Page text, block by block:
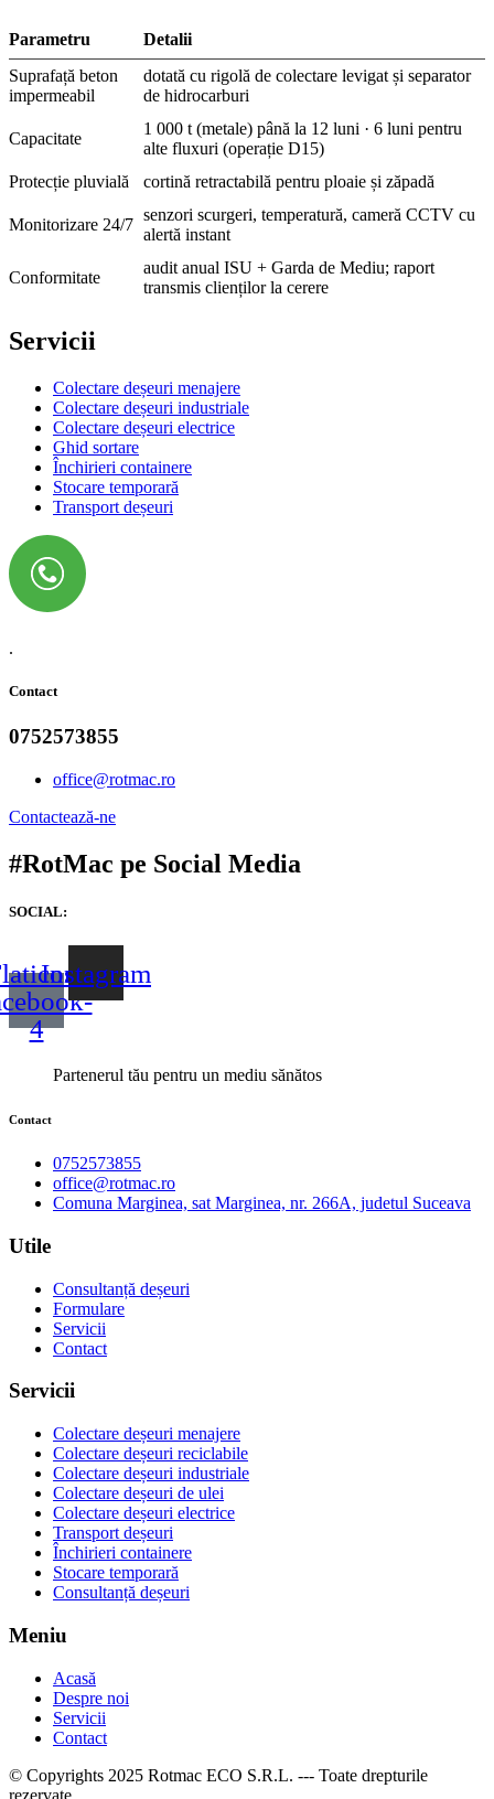
Parametru
Detalii
Suprafață beton
impermeabil
dotată cu rigolă de colectare levigat și separator
de hidrocarburi
Capacitate
1 000 t (metale) până la 12 luni · 6 luni pentru
alte fluxuri (operație D15)
Protecție pluvială
cortină retractabilă pentru ploaie și zăpadă
Monitorizare 24/7
senzori scurgeri, temperatură, cameră CCTV cu
alertă instant
Conformitate
audit anual ISU + Garda de Mediu; raport
transmis clienților la cerere
Servicii
Colectare deșeuri menajere
Colectare deșeuri industriale
Colectare deșeuri electrice
Ghid sortare
Închirieri containere
Stocare temporară
Transport deșeuri
.
Contact
0752573855
office@rotmac.ro
Contactează-ne
#RotMac pe Social Media
SOCIAL:
4
Instagram
Partenerul tău pentru un mediu sănătos
Contact
0752573855
office@rotmac.ro
Comuna Marginea, sat Marginea, nr. 266A, judetul Suceava
Utile
Consultanță deșeuri
Formulare
Servicii
Contact
Servicii
Colectare deșeuri menajere
Colectare deșeuri reciclabile
Colectare deșeuri industriale
Colectare deșeuri de ulei
Colectare deșeuri electrice
Transport deșeuri
Închirieri containere
Stocare temporară
Consultanță deșeuri
Meniu
Acasă
Despre noi
Servicii
Contact
© Copyrights 2025 Rotmac ECO S.R.L. --- Toate drepturile
rezervate.